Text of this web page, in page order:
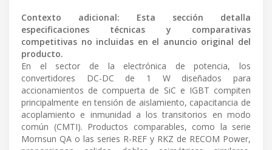
Contexto adicional: Esta sección detalla
especificaciones técnicas y comparativas
competitivas no incluidas en el anuncio original del
producto.
En el sector de la electrónica de potencia, los
convertidores DC-DC de 1 W diseñados para
accionamientos de compuerta de SiC e IGBT compiten
principalmente en tensión de aislamiento, capacitancia de
acoplamiento e inmunidad a los transitorios en modo
común (CMTI). Productos comparables, como la serie
Mornsun QA o las series R-REF y RKZ de RECOM Power,